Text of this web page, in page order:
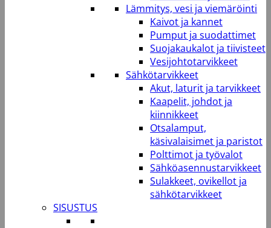
Lämmitys, vesi ja viemäröinti
Kaivot ja kannet
Pumput ja suodattimet
Suojakaukalot ja tiivisteet
Vesijohtotarvikkeet
Sähkötarvikkeet
Akut, laturit ja tarvikkeet
Kaapelit, johdot ja
kiinnikkeet
Otsalamput,
käsivalaisimet ja paristot
Polttimot ja työvalot
Sähköasennustarvikkeet
Sulakkeet, ovikellot ja
sähkötarvikkeet
SISUSTUS